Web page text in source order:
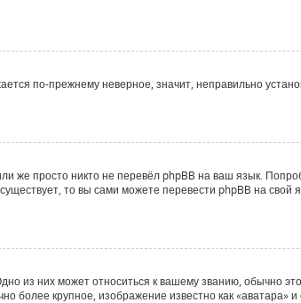
по-прежнему неверное, значит, неправильно
же просто никто не перевёл phpBB на ваш язык.
то вы сами можете перевести phpBB на
из них может относиться к вашему званию, обычно
более крупное, изображение известно как «аватара»